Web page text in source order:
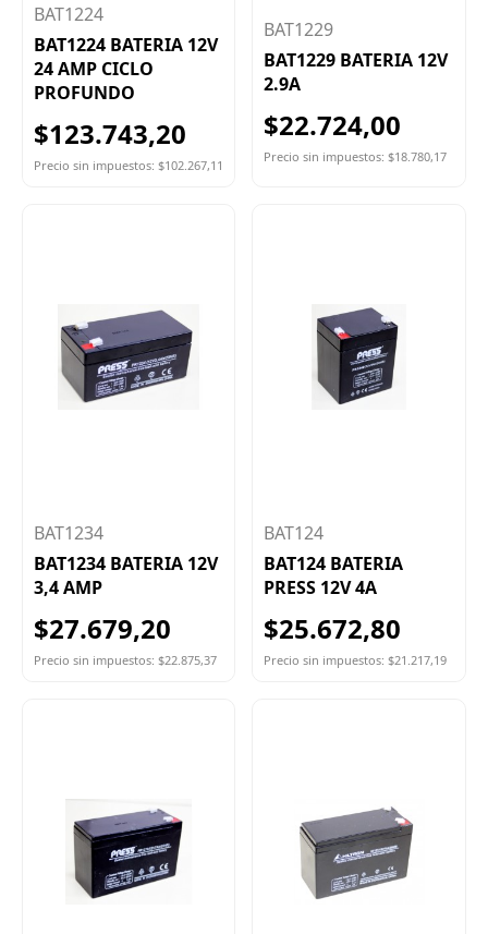
BAT1224
BAT1224 BATERIA 12V
24 AMP CICLO
PROFUNDO
$123.743,20
Precio sin impuestos: $102.267,11
BAT1229
BAT1229 BATERIA 12V
2.9A
$22.724,00
Precio sin impuestos: $18.780,17
BAT1234
BAT1234 BATERIA 12V
3,4 AMP
$27.679,20
Precio sin impuestos: $22.875,37
BAT124
BAT124 BATERIA
PRESS 12V 4A
$25.672,80
Precio sin impuestos: $21.217,19